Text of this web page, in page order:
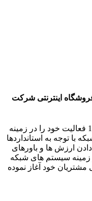
اینترنتی شرکت
شرکت شبکه پردازان ویستا در سال 1389 فعالیت خود را در زمینه
توجه به استانداردها
ارزش ها و باورهای
سیستم های شبکه
مشتریان خود آغاز نموده